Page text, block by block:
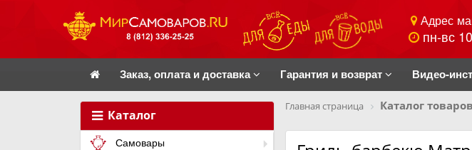
Адрес
пн-вс
Заказ, оплата и доставка Гарантия и возврат Видео-
Каталог
Самовары
Главная страница Каталог товаров